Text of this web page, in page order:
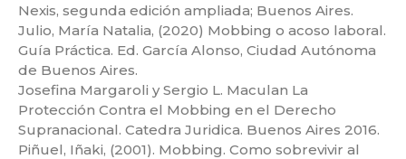
Nexis, segunda edición ampliada; Buenos Aires.
Julio, María Natalia, (2020) Mobbing o acoso laboral.
Guía Práctica. Ed. García Alonso, Ciudad Autónoma
de Buenos Aires.
Josefina Margaroli y Sergio L. Maculan La
Protección Contra el Mobbing en el Derecho
Supranacional. Catedra Juridica. Buenos Aires 2016.
Piñuel, Iñaki, (2001). Mobbing. Como sobrevivir al